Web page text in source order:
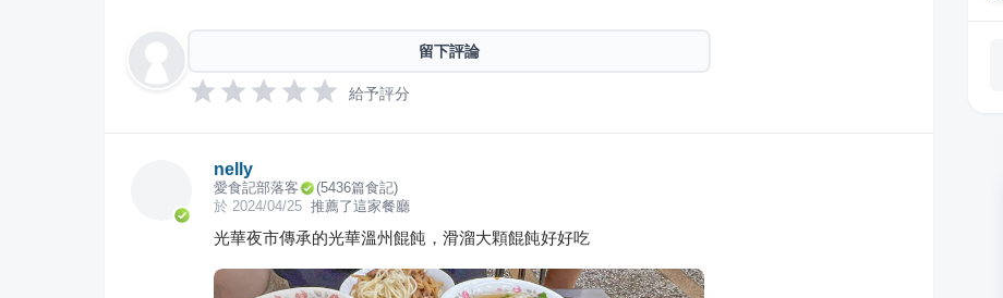
留下評論
給予評分
nelly
愛食記部落客 (5436篇食記)
於 2024/04/25 推薦了這家餐廳
光華夜市傳承的光華溫州餛飩，滑溜大顆餛飩好好吃